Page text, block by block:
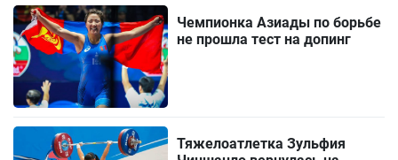
Чемпионка Азиады по борьбе
не прошла тест на допинг
Тяжелоатлетка Зульфия